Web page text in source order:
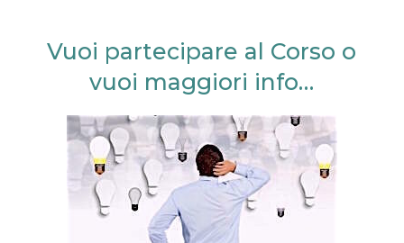
Vuoi partecipare al Corso o
vuoi maggiori info…